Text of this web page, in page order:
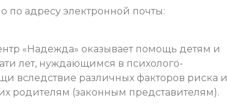
по адресу электронной почты:
«Надежда» оказывает помощь детям и
лет, нуждающимся в психолого-
вследствие различных факторов риска и
родителям (законным представителям).